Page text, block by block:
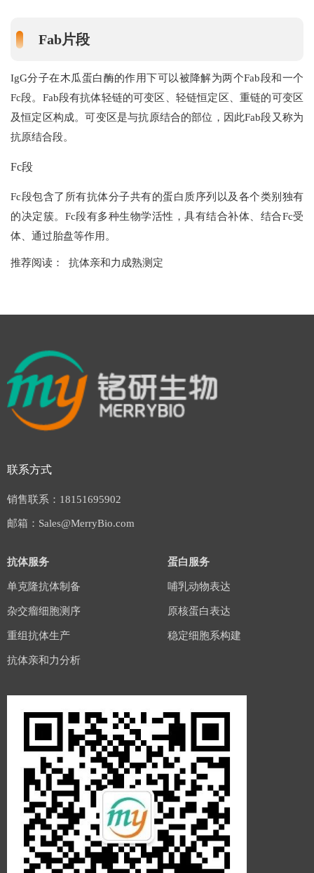
Fab片段
IgG分子在木瓜蛋白酶的作用下可以被降解为两个Fab段和一个
Fc段。Fab段有抗体轻链的可变区、轻链恒定区、重链的可变区
及恒定区构成。可变区是与抗原结合的部位，因此Fab段又称为
抗原结合段。
Fc段
Fc段包含了所有抗体分子共有的蛋白质序列以及各个类别独有
的决定簇。Fc段有多种生物学活性，具有结合补体、结合Fc受
体、通过胎盘等作用。
推荐阅读： 抗体亲和力成熟测定
联系方式
销售联系：18151695902
邮箱：Sales@MerryBio.com
抗体服务
单克隆抗体制备
杂交瘤细胞测序
重组抗体生产
抗体亲和力分析
蛋白服务
哺乳动物表达
原核蛋白表达
稳定细胞系构建